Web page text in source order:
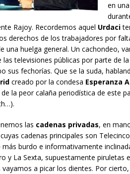
en
Rajoy. Recordemos aquel Urdaci
derechos de los trabajadores por
una huelga general. Un cachondeo,
las televisiones públicas por parte de
sus fechorías. Que se la suda,
creado por la condesa Esperanza
la peor calaña periodística de este
las cadenas privadas, en
cadenas principales son
burdo e informativamente
y La Sexta, supuestamente piruletas
a picar los dientes. Por